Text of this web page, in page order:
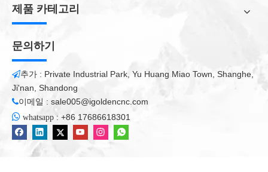
제품 카테고리
문의하기
추가 : Private Industrial Park, Yu Huang Miao Town, Shanghe,
Ji'nan, Shandong
이메일 : sale005@igoldencnc.com
 whatsapp : +86 17686618301